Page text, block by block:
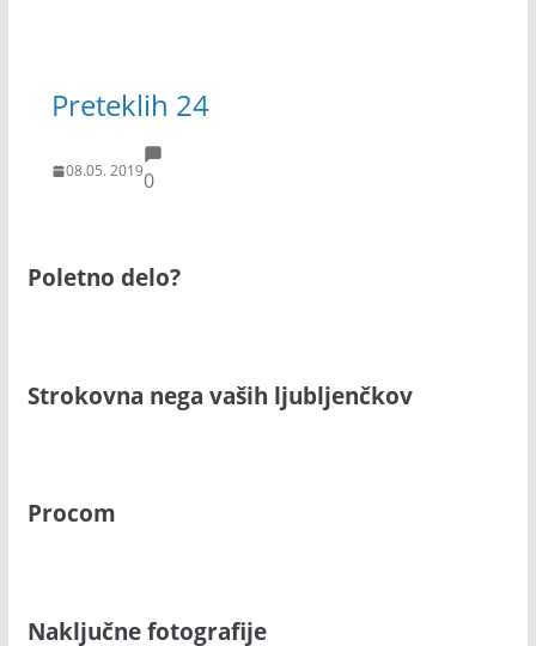
Preteklih 24
08.05. 20190
Poletno delo?
Strokovna nega vaših ljubljenčkov
Procom
Naključne fotografije